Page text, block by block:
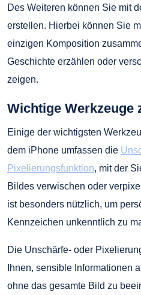
Des Weiteren können Sie mit
erstellen. Hierbei können Sie
einzigen Komposition
Geschichte erzählen oder
zeigen.
Wichtige Werkzeuge
Einige der wichtigsten
dem iPhone umfassen die
Pixelierungsfunktion, mit der
Bildes verwischen oder
ist besonders nützlich, um
Kennzeichen unkenntlich zu
Die Unschärfe- oder
Ihnen, sensible Informationen
ohne das gesamte Bild zu